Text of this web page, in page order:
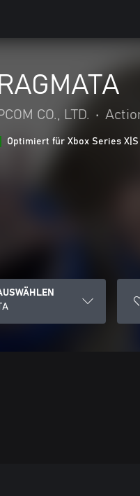
CO., LTD. •
Optimiert für Xbox Series X|S